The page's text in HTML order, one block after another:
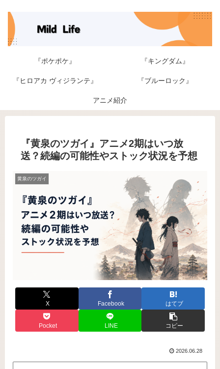
『ポケポケ』 『キングダム』
『ヒロアカ ヴィジランテ』 『ブルーロック』
アニメ紹介
『黄泉のツガイ』アニメ2期はいつ放
送？続編の可能性やストック状況を予想
黄泉のツガイ
X Facebook はてブ
Pocket LINE コピー
2026.06.28